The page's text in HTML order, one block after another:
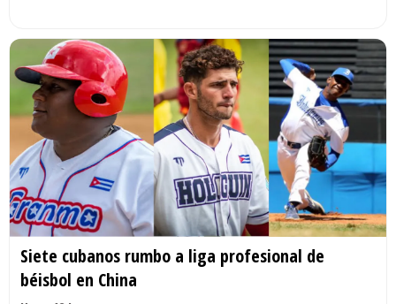
Siete cubanos rumbo a liga profesional de
béisbol en China